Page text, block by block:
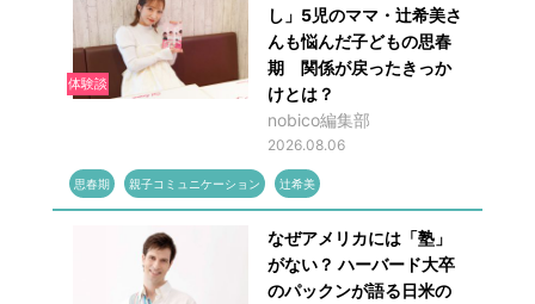
体験談
し」5児のママ・辻希美さ
んも悩んだ子どもの思春
期 関係が戻ったきっか
けとは？
nobico編集部
2026.08.06
思春期 親子コミュニケーション 辻希美
なぜアメリカには「塾」
がない？ ハーバード大卒
のパックンが語る日米の